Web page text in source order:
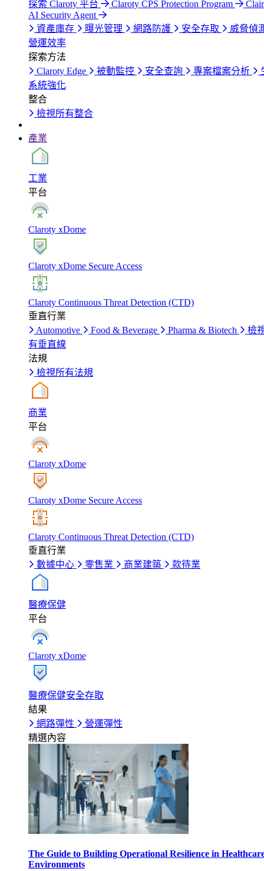
探索 Claroty 平台
Claroty CPS Protection Program
AI Security Agent
資產庫存
曝光管理 網路防護 安全存取
威脅偵
營運效率
探索方法
Claroty Edge
被動監控 安全查詢 專案檔案分析
系統強化
整合
檢視所有整合
產業
工業
平台
Claroty xDome
Claroty xDome Secure Access
Claroty Continuous Threat Detection (CTD)
垂直行業
Automotive
Food & Beverage Pharma & Biotech
檢
有垂直線
法規
檢視所有法規
商業
平台
Claroty xDome
Claroty xDome Secure Access
Claroty Continuous Threat Detection (CTD)
垂直行業
數據中心
零售業 商業建築 款待業
醫療保健
平台
Claroty xDome
醫療保健安全存取
結果
網路彈性
營運彈性
精選內容
The Guide to Building Operational Resilience in
Environments